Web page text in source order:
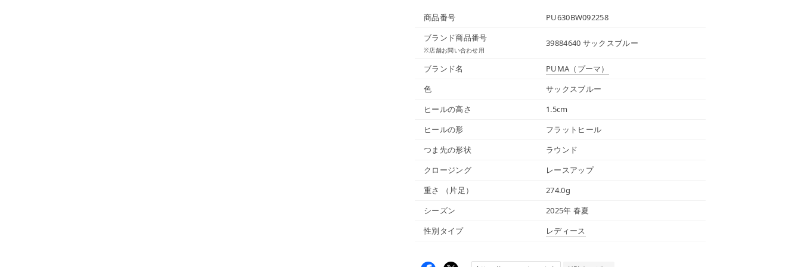
商品番号
PU630BW092258
ブランド商品番号
※店舗お問い合わせ用
39884640 サックスブルー
ブランド名 PUMA （プーマ）
色
サックスブルー
ヒールの高さ
1.5cm
ヒールの形
フラットヒール
つま先の形状
ラウンド
クロージング
レースアップ
重さ
（片足）
274.0g
シーズン
2025年 春夏
性別タイプ
レディース